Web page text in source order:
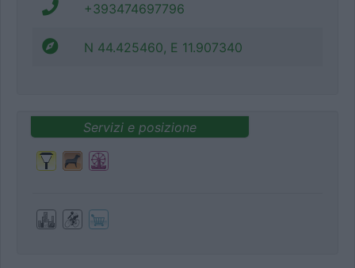
+393474697796
N 44.425460, E 11.907340
Servizi e posizione